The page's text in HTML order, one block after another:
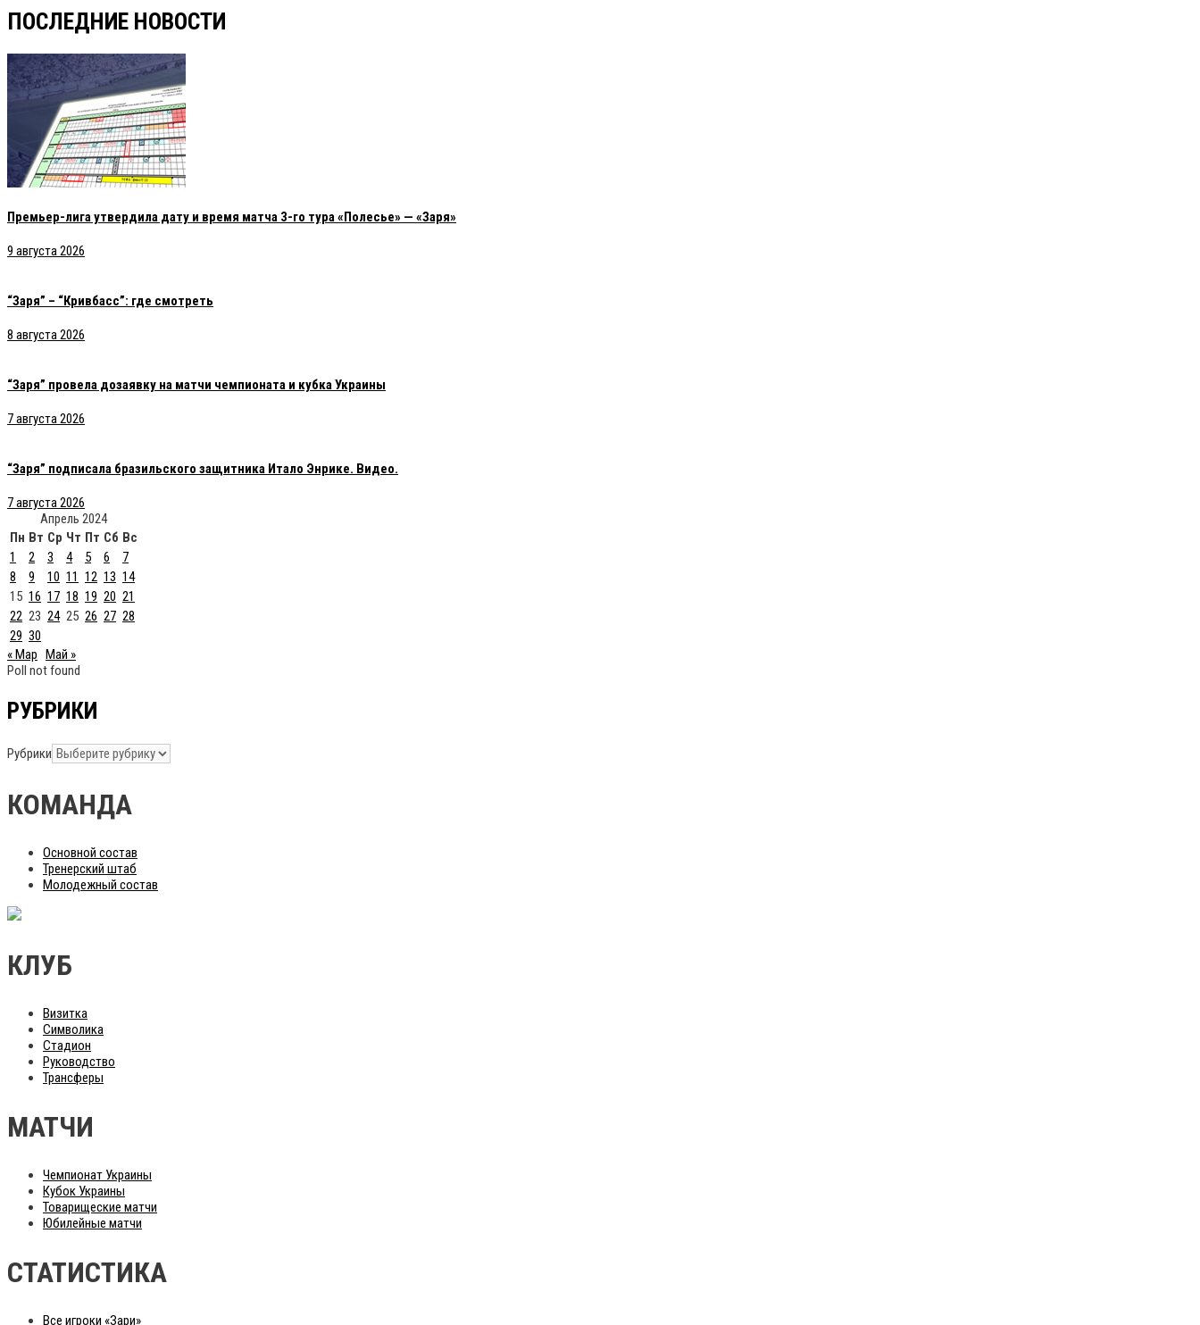
ПОСЛЕДНИЕ НОВОСТИ
Премьер-лига утвердила дату и время матча 3-го тура «Полесье» — «Заря»
9 августа 2026
“Заря” – “Кривбасс”: где смотреть
8 августа 2026
“Заря” провела дозаявку на матчи чемпионата и кубка Украины
7 августа 2026
“Заря” подписала бразильского защитника Итало Энрике. Видео.
7 августа 2026
Апрель 2024
Пн Вт Ср Чт Пт Сб Вс
1
2 3 4 5 6
7
8
9 10 11 12 13 14
15 16 17 18 19 20 21
22 23 24 25 26 27 28
29 30
« Мар Май »
Poll not found
РУБРИКИ
Рубрики
КОМАНДА
Основной состав
Тренерский штаб
Молодежный состав
КЛУБ
Визитка
Символика
Стадион
Руководство
Трансферы
МАТЧИ
Чемпионат Украины
Кубок Украины
Товарищеские матчи
Юбилейные матчи
СТАТИСТИКА
Все игроки «Зари»